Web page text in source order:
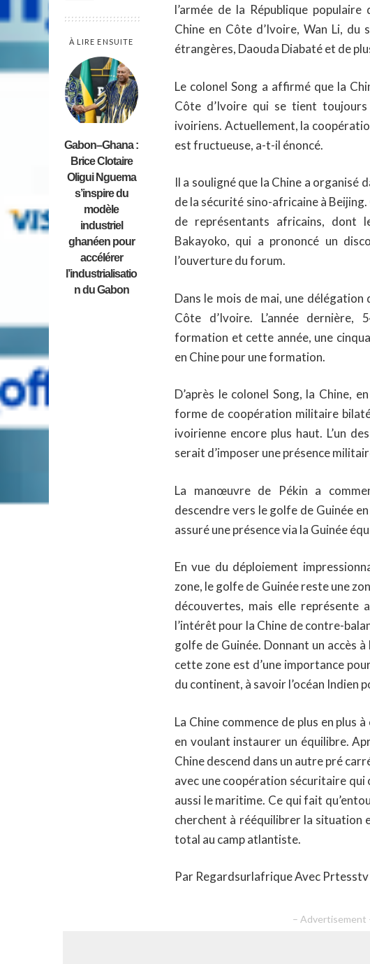
À LIRE ENSUITE
Gabon–Ghana :
Brice Clotaire
Oligui Nguema
s’inspire du
modèle
industriel
ghanéen pour
accélérer
l’industrialisatio
n du Gabon
l’armée de la République
Chine en Côte d’Ivoire, Wan Li,
étrangères, Daouda Diabaté et de
Le colonel Song a affirmé que la
Côte d’Ivoire qui se tient
ivoiriens. Actuellement, la
est fructueuse, a-t-il énoncé.
Il a souligné que la Chine a organisé
de la sécurité sino-africaine à
de représentants africains, dont
Bakayoko, qui a prononcé un
l’ouverture du forum.
Dans le mois de mai, une
Côte d’Ivoire. L’année
formation et cette année, une
en Chine pour une formation.
D’après le colonel Song, la Chine,
forme de coopération militaire
ivoirienne encore plus haut. L’un
serait d’imposer une présence
La manœuvre de Pékin a
descendre vers le golfe de Guinée
assuré une présence via la Guinée
En vue du déploiement
zone, le golfe de Guinée reste une
découvertes, mais elle représente
l’intérêt pour la Chine de contre-
golfe de Guinée. Donnant un accès
cette zone est d’une importance
du continent, à savoir l’océan Indien
La Chine commence de plus en plus
en voulant instaurer un équilibre.
Chine descend dans un autre pré
avec une coopération sécuritaire
aussi le maritime. Ce qui fait
cherchent à rééquilibrer la situation
total au camp atlantiste.
Par Regardsurlafrique Avec Prtesstv
– Advertisement